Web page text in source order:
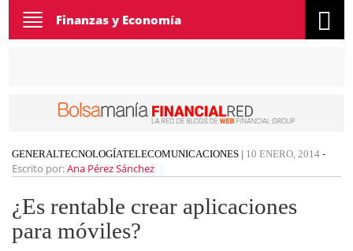
Toggle
navigation
Finanzas y Economía
GENERALTECNOLOGÍATELECOMUNICACIONES | 10 ENERO, 2014 -
Escrito por:Ana Pérez Sánchez
¿Es rentable crear aplicaciones
para móviles?